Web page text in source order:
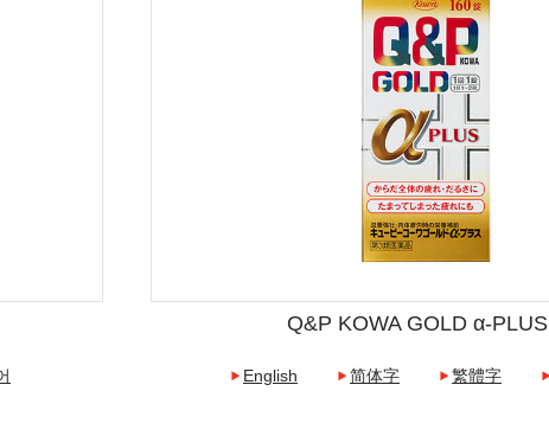
Q&P KOWA GOLD α-PLUS
English 简体字 繁體字